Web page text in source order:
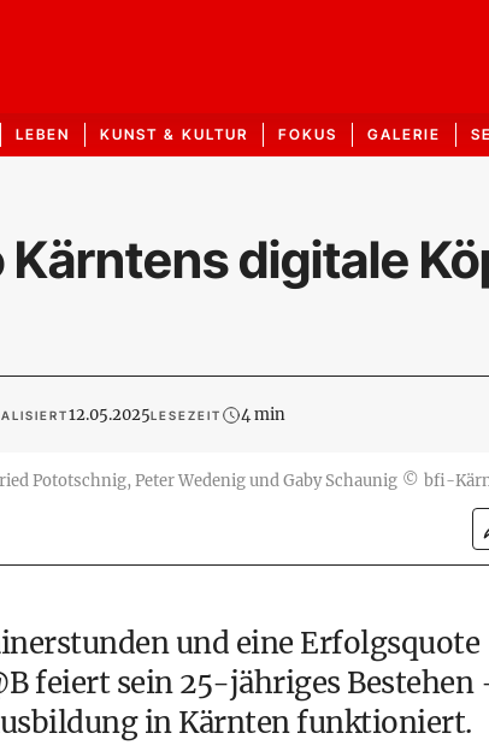
LEBEN KUNST & KULTUR FOKUS GALERIE
digitale
12.05.2025LESEZEIT 4 min
Pototschnig, Peter Wedenig und Gaby Schaunig © bfi-
und eine Erfolgsquote
feiert sein 25-jähriges Bestehen
in Kärnten funktioniert.